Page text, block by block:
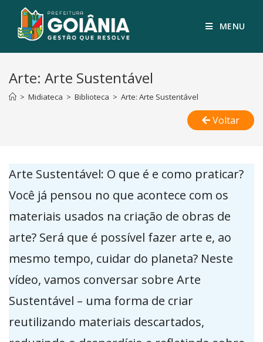
MENU
Arte: Arte Sustentável
> Midiateca > Biblioteca > Arte: Arte Sustentável
Voltar
Arte Sustentável: O que é e como praticar?
Você já pensou no que acontece com os
materiais usados na criação de obras de
arte? Será que é possível fazer arte e, ao
mesmo tempo, cuidar do planeta? Neste
vídeo, vamos conversar sobre Arte
Sustentável – uma forma de criar
reutilizando materiais descartados,